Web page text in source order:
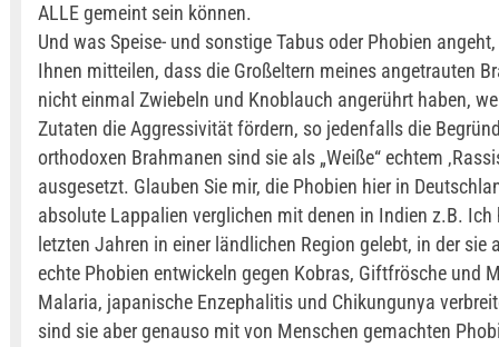
ALLE gemeint sein können.
Und was Speise- und sonstige Tabus oder Phobien
Ihnen mitteilen, dass die Großeltern meines angetrauten
nicht einmal Zwiebeln und Knoblauch angerührt haben,
Zutaten die Aggressivität fördern, so jedenfalls die
orthodoxen Brahmanen sind sie als „Weiße“ echtem
ausgesetzt. Glauben Sie mir, die Phobien hier in
absolute Lappalien verglichen mit denen in Indien z.B. Ich
letzten Jahren in einer ländlichen Region gelebt, in der sie
echte Phobien entwickeln gegen Kobras, Giftfrösche und
Malaria, japanische Enzephalitis und Chikungunya
sind sie aber genauso mit von Menschen gemachten